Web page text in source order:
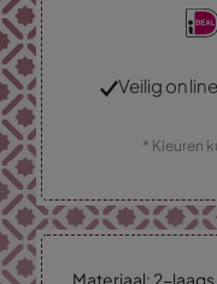
Veilig
* Kleuren
Materiaal: 2-